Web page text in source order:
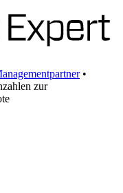
•
zur